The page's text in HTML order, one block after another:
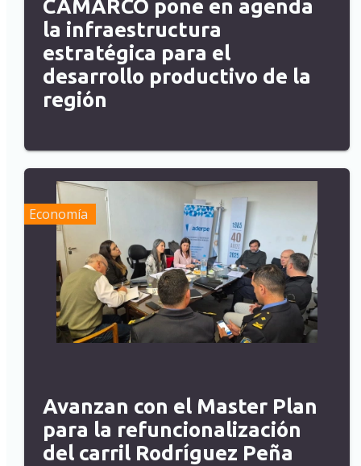
CAMARCO pone en agenda
la infraestructura
estratégica para el
desarrollo productivo de la
región
Economía
Avanzan con el Master Plan
para la refuncionalización
del carril Rodríguez Peña